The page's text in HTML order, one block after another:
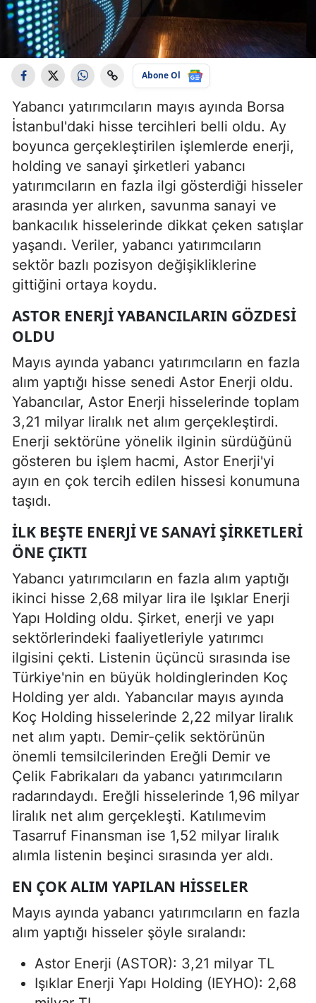
Abone Ol
Yabancı yatırımcıların mayıs ayında Borsa
İstanbul'daki hisse tercihleri belli oldu. Ay
boyunca gerçekleştirilen işlemlerde enerji,
holding ve sanayi şirketleri yabancı
yatırımcıların en fazla ilgi gösterdiği hisseler
arasında yer alırken, savunma sanayi ve
bankacılık hisselerinde dikkat çeken satışlar
yaşandı. Veriler, yabancı yatırımcıların
sektör bazlı pozisyon değişikliklerine
gittiğini ortaya koydu.
ASTOR ENERJI YABANCILARIN GÖZDESI
OLDU
Mayıs ayında yabancı yatırımcıların en fazla
alım yaptığı hisse senedi Astor Enerji oldu.
Yabancılar, Astor Enerji hisselerinde toplam
3,21 milyar liralık net alım gerçekleştirdi.
Enerji sektörüne yönelik ilginin sürdüğünü
gösteren bu işlem hacmi, Astor Enerji'yi
ayın en çok tercih edilen hissesi konumuna
taşıdı.
İLK BEŞTE ENERJI VE SANAYI ŞIRKETLERI
ÖNE ÇIKTI
Yabancı yatırımcıların en fazla alım yaptığı
ikinci hisse 2,68 milyar lira ile Işıklar Enerji
Yapı Holding oldu. Şirket, enerji ve yapı
sektörlerindeki faaliyetleriyle yatırımcı
ilgisini çekti. Listenin üçüncü sırasında ise
Türkiye'nin en büyük holdinglerinden Koç
Holding yer aldı. Yabancılar mayıs ayında
Koç Holding hisselerinde 2,22 milyar liralık
net alım yaptı. Demir-çelik sektörünün
önemli temsilcilerinden Ereğli Demir ve
Çelik Fabrikaları da yabancı yatırımcıların
radarındaydı. Ereğli hisselerinde 1,96 milyar
liralık net alım gerçekleşti. Katılımevim
Tasarruf Finansman ise 1,52 milyar liralık
alımla listenin beşinci sırasında yer aldı.
EN ÇOK ALIM YAPILAN HISSELER
Mayıs ayında yabancı yatırımcıların en fazla
alım yaptığı hisseler şöyle sıralandı:
Astor Enerji (ASTOR): 3,21 milyar TL
Işıklar Enerji Yapı Holding (IEYHO): 2,68